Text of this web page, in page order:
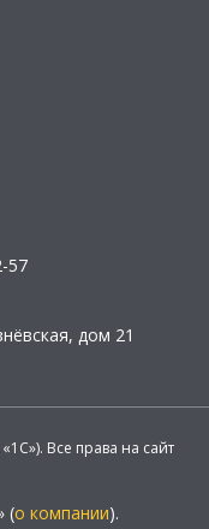
57
дом 21
Все права на сайт
(о компании).